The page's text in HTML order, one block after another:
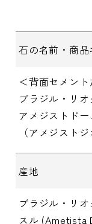
石の名前・商品
＜背面セメン
ブラジル・リ
アメジストドー
（アメジスト
産地
ブラジル・リ
スル (Ametista